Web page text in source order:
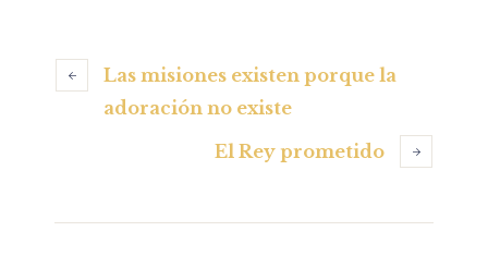
Las misiones existen porque la
adoración no existe
El Rey prometido